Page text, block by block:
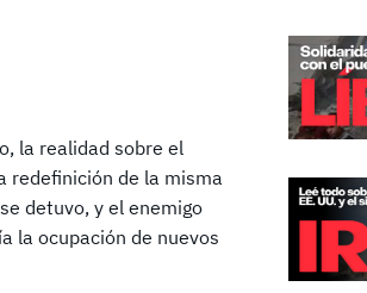
la realidad sobre el
redefinición de la misma
detuvo, y el enemigo
la ocupación de nuevos